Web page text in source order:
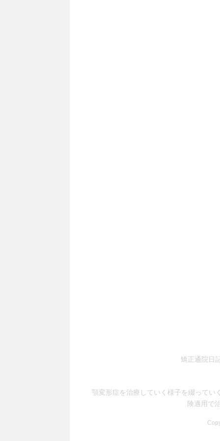
矯正通院日
顎変形症を治療していく様子を綴ってい
険適用で